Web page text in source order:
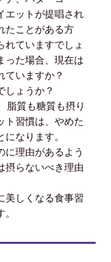
エットが提唱され
たことがある方
れていますでしょ
った場合、現在は
ていますか？
しょうか？
脂質も糖質も摂り
ト習慣は、やめた
なります。
に理由があるよう
摂らないべき理由
美しくなる食事習